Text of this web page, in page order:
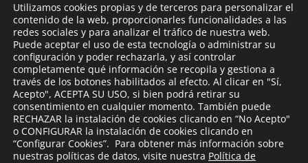
Contacto
Aviso Legal
Utilizamos cookies propias y de terceros para personalizar el
contenido de la web, proporcionarles funcionalidades a las
redes sociales y para analizar el tráfico de nuestra web.
Puede aceptar el uso de esta tecnología o administrar su
configuración y poder rechazarla, y así controlar
completamente qué información se recopila y gestiona a
través de los botones habilitados al efecto. Al clicar en "Sí,
Acepto", ACEPTA SU USO, si bien podrá retirar su
consentimiento en cualquier momento. También puede
RECHAZAR la instalación de cookies clicando en “No Acepto"
o CONFIGURAR la instalación de cookies clicando en
“Configurar Cookies”. Para obtener más información sobre
nuestras políticas de datos, visite nuestra Política de